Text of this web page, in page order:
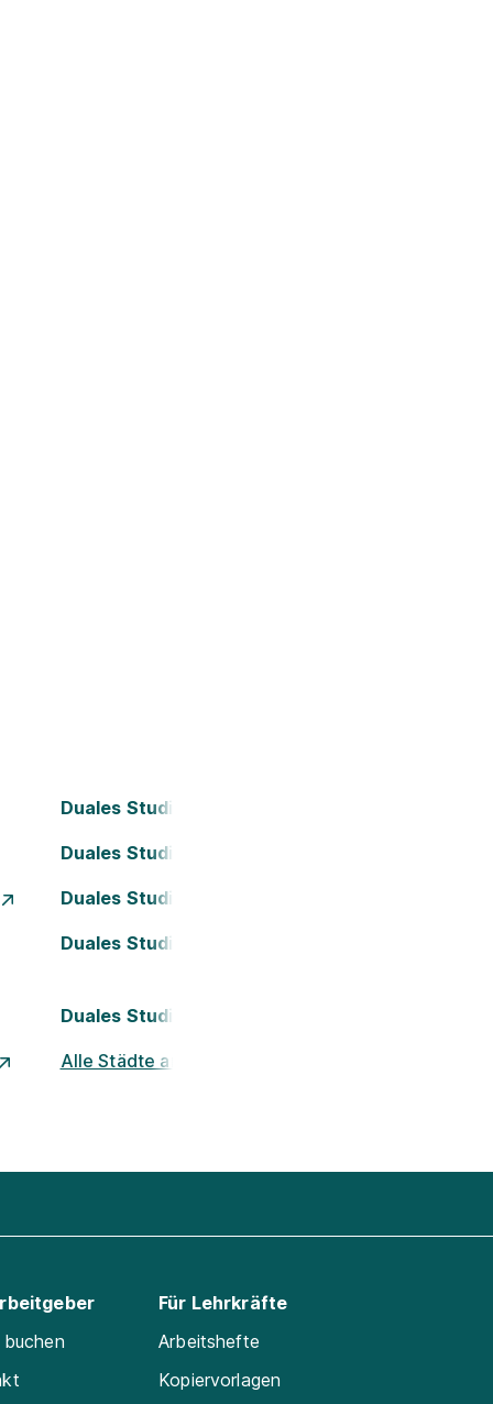
Duales Studium Bielefeld
Duales Studium Darmstadt
Duales Studium Essen
Duales Studium Köln
Duales Studium Nürnberg
Alle Städte ansehen
Für Lehrkräfte
Arbeitshefte
Kopiervorlagen